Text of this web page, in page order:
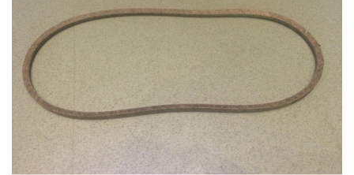
Robotické sekačky
Bubnové sekačky
Mulčovače
Křovinořezy a vyžínače
Benzínové křovinořezy a vyžínače
Aku křovinořezy a vyžínače